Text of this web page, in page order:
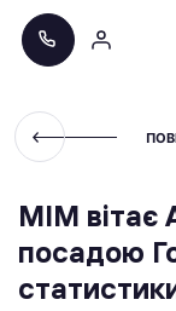
МІМ вітає
посадою